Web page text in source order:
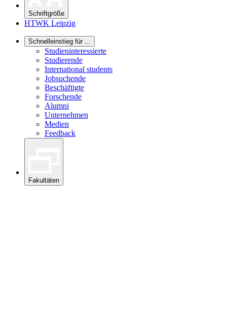
Schriftgröße
HTWK Leipzig
Schnelleinstieg für ...
Studieninteressierte
Studierende
International students
Jobsuchende
Beschäftigte
Forschende
Alumni
Unternehmen
Medien
Feedback
Fakultäten